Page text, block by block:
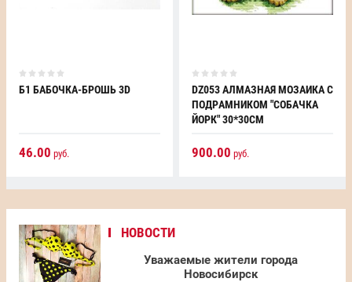
НОВОСТИ
Уважаемые жители города
Новосибирск
Б1 БАБОЧКА-БРОШЬ 3D
46.00 руб.
DZ053 АЛМАЗНАЯ МОЗАИКА С
ПОДРАМНИКОМ "СОБАЧКА
ЙОРК" 30*30СМ
900.00 руб.